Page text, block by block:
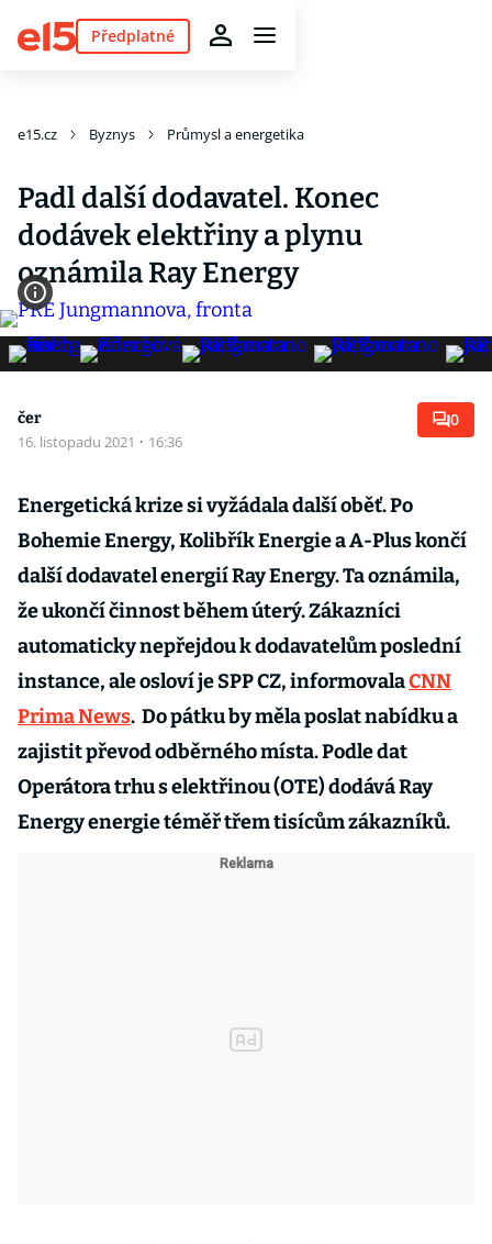
Předplatné
e15.cz Byznys Průmysl a energetika
Padl další dodavatel. Konec
dodávek elektřiny a plynu
oznámila Ray Energy
čer
16. listopadu 2021 · 16:36
0
Energetická krize si vyžádala další oběť. Po
Bohemie Energy, Kolibřík Energie a A-Plus končí
další dodavatel energií Ray Energy. Ta oznámila,
že ukončí činnost během úterý. Zákazníci
automaticky nepřejdou k dodavatelům poslední
instance, ale osloví je SPP CZ, informovalaCNN
Prima News. Do pátku by měla poslat nabídku a
zajistit převod odběrného místa. Podle dat
Operátora trhu s elektřinou (OTE) dodává Ray
Energy energie téměř třem tisícům zákazníků.